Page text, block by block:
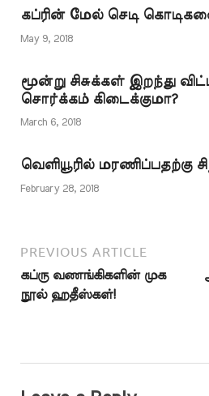
இந்தச் சந்தேகம் எழுவது
இயற்கையே! உடலை
எரித்து சாம்பலாக்கி பல
தூவிவிடப்பட்டவர்கள்,
மிருகங்களால் அடித்துக்
கொல்லப்பட்டு
அவற்றுக்கு உணவாகிப்
வேதனை எவ்வாறு?
இவர்களுக்கு கப்ரே
கப்ரின் மேல் செடி
May 9, 2018
மூன்று சிசுக்கள் இறந்து
சொர்க்கம் கிடைக்குமா?
March 6, 2018
வெளியூரில் மரணிப்பதற்கு
February 28, 2018
PREVIOUS ARTICLE
கப்ரு வணங்கிகளின் முக
நூல் ஹதீஸ்கள்!